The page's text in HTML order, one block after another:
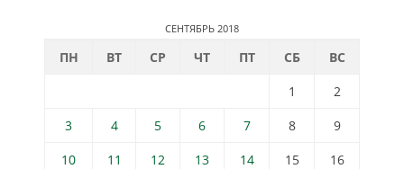
СЕНТЯБРЬ 2018
ПН ВТ СР ЧТ ПТ СБ
ВС
1
2
3
4 5 6 7 8
9
10
11 12 13 14 15
16